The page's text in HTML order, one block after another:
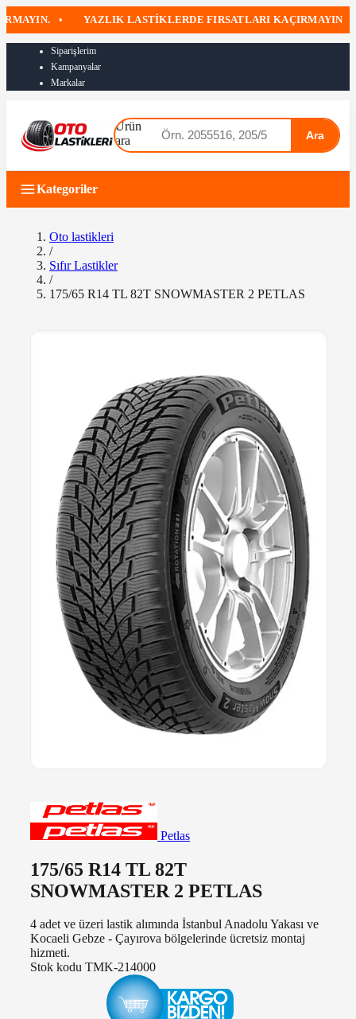
• YAZLIK LASTIKLERDE FIRSATLARI KAÇIRMAYIN •
Siparişlerim
Kampanyalar
Markalar
Ürün
ara
Ara
Kategoriler
Oto lastikleri
/
Sıfır Lastikler
/
175/65 R14 TL 82T SNOWMASTER 2 PETLAS
Petlas
175/65 R14 TL 82T
SNOWMASTER 2 PETLAS
4 adet ve üzeri lastik alımında İstanbul Anadolu Yakası ve
Kocaeli Gebze - Çayırova bölgelerinde ücretsiz montaj
hizmeti.
Stok kodu TMK-214000